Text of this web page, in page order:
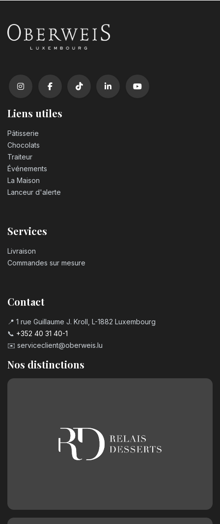
Liens utiles
Pâtisserie
Chocolats
Traiteur
Événements
La Maison
Lanceur d'alerte
Services
Livraison
Commandes sur mesure
Contact
📍 1 rue Guillaume J. Kroll, L-1882 Luxembourg
📞 +352 40 31 40-1
✉️ serviceclient@oberweis.lu
Nos distinctions